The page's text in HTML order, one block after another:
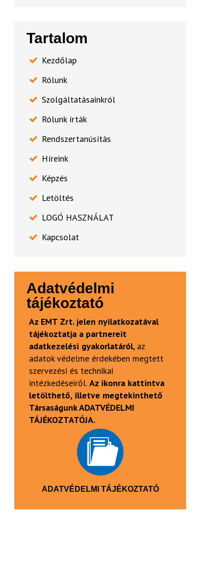
Tartalom
Kezdőlap
Rólunk
Szolgáltatásainkról
Rólunk írták
Rendszertanúsítás
Híreink
Képzés
Letöltés
LOGÓ HASZNÁLAT
Kapcsolat
Adatvédelmi
tájékoztató
Az EMT Zrt. jelen nyilatkozatával
tájékoztatja a partnereit
adatkezelési gyakorlatáról, az
adatok védelme érdekében megtett
szervezési és technikai
intézkedéseiről.Az ikonra kattintva
letölthető, illetve megtekinthető
Társaságunk ADATVÉDELMI
TÁJÉKOZTATÓJA.
ADATVÉDELMI TÁJÉKOZTATÓ